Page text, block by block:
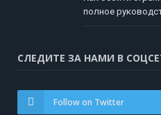
полное
СЛЕДИТЕ ЗА НАМИ В
Follow on Twitter